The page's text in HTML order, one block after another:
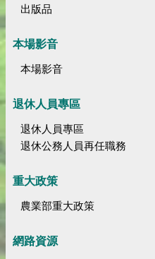
出版品
本場影音
本場影音
退休人員專區
退休人員專區
退休公務人員再任職務
重大政策
農業部重大政策
網路資源